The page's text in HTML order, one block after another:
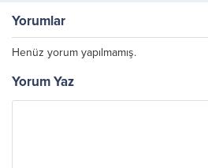
Yorumlar
Henüz yorum yapılmamış.
Yorum Yaz